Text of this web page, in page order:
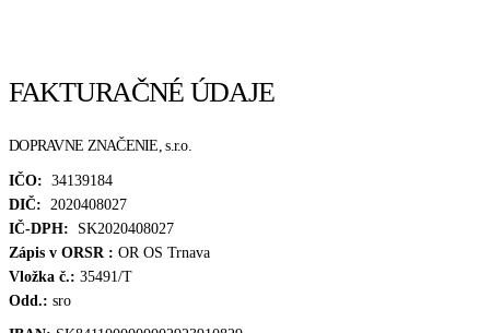
FAKTURAČNÉ ÚDAJE
DOPRAVNE ZNAČENIE, s.r.o.
IČO: 34139184
DIČ: 2020408027
IČ-DPH: SK2020408027
Zápis v ORSR : OR OS Trnava
Vložka č.: 35491/T
Odd.: sro